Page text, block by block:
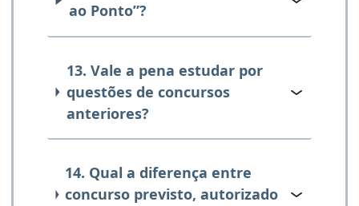
ao Ponto”?
13. Vale a pena estudar por
questões de concursos
anteriores?
14. Qual a diferença entre
concurso previsto, autorizado